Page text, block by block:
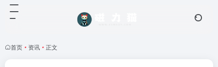
首页 • 资讯 • 正文